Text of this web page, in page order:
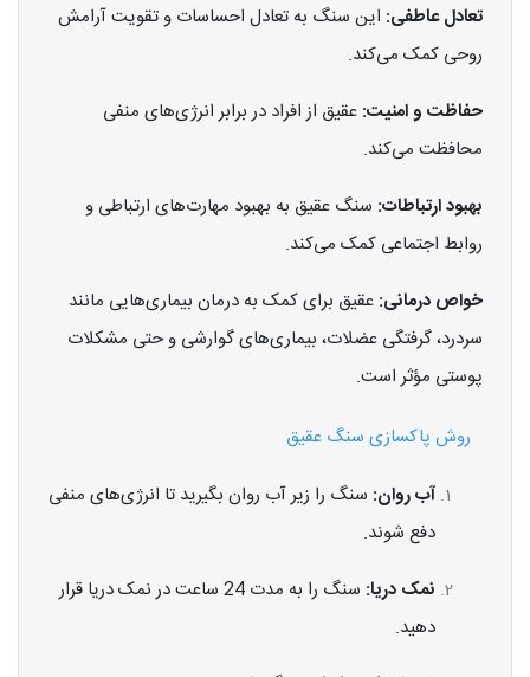
تعادل عاطفی: این سنگ به تعادل احساسات و تقویت آرامش
روحی کمک می‌کند.
حفاظت و امنیت: عقیق از افراد در برابر انرژی‌های منفی
محافظت می‌کند.
بهبود ارتباطات: سنگ عقیق به بهبود مهارت‌های ارتباطی و
روابط اجتماعی کمک می‌کند.
خواص درمانی: عقیق برای کمک به درمان بیماری‌هایی مانند
سردرد، گرفتگی عضلات، بیماری‌های گوارشی و حتی مشکلات
پوستی مؤثر است.
روش پاکسازی سنگ عقیق
آب روان: سنگ را زیر آب روان بگیرید تا انرژی‌های منفی
دفع شوند.
نمک دریا:
سنگ را به مدت 24 ساعت در نمک دریا قرار
دهید.